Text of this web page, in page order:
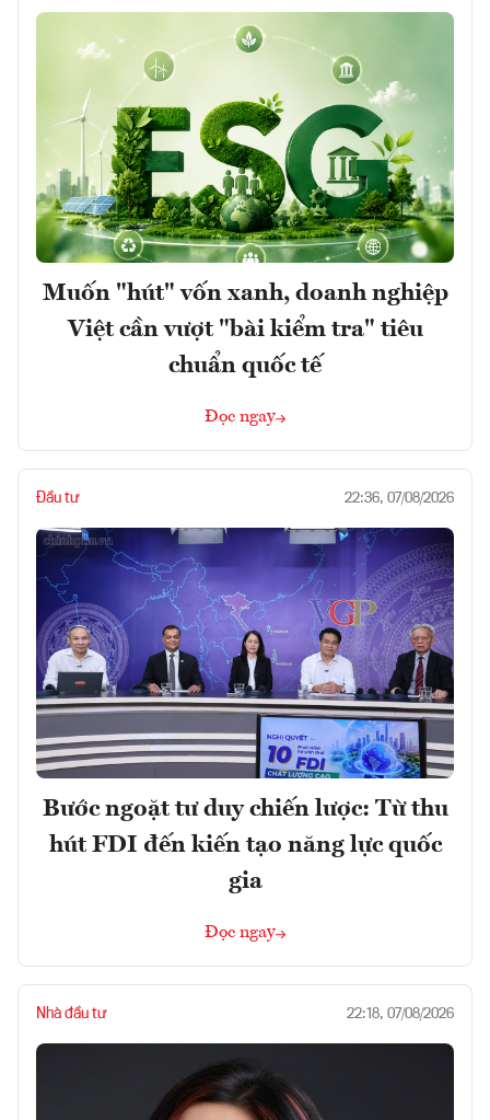
Muốn "hút" vốn xanh, doanh nghiệp
Việt cần vượt "bài kiểm tra" tiêu
chuẩn quốc tế
Đọc ngay
Đầu tư 22:36, 07/08/2026
Bước ngoặt tư duy chiến lược: Từ thu
hút FDI đến kiến tạo năng lực quốc
gia
Đọc ngay
Nhà đầu tư 22:18, 07/08/2026